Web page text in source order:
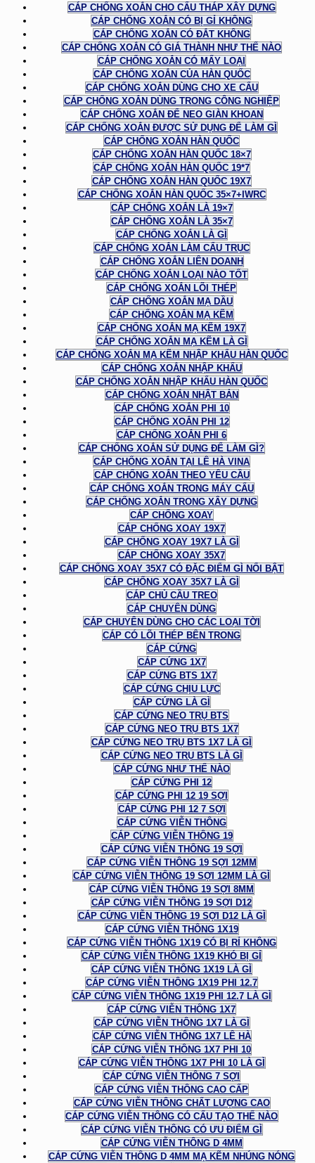
CÁP CHỐNG XOẮN CHO CẨU THÁP XÂY DỰNG
CÁP CHỐNG XOẮN CÓ BỊ GỈ KHÔNG
CÁP CHỐNG XOẮN CÓ ĐẮT KHÔNG
CÁP CHỐNG XOẮN CÓ GIÁ THÀNH NHƯ THẾ NÀO
CÁP CHỐNG XOẮN CÓ MẤY LOẠI
CÁP CHỐNG XOẮN CỦA HÀN QUỐC
CÁP CHỐNG XOẮN DÙNG CHO XE CẨU
CÁP CHỐNG XOẮN DÙNG TRONG CÔNG NGHIỆP
CÁP CHỐNG XOẮN ĐỂ NEO GIÀN KHOAN
CÁP CHỐNG XOẮN ĐƯỢC SỬ DỤNG ĐỂ LÀM GÌ
CÁP CHỐNG XOẮN HÀN QUỐC
CÁP CHỐNG XOẮN HÀN QUỐC 18×7
CÁP CHỐNG XOẮN HÀN QUỐC 19*7
CÁP CHỐNG XOẮN HÀN QUỐC 19X7
CÁP CHỐNG XOẮN HÀN QUỐC 35×7+IWRC
CÁP CHỐNG XOẮN LÀ 19×7
CÁP CHỐNG XOẮN LÀ 35×7
CÁP CHỐNG XOẮN LÀ GÌ
CÁP CHỐNG XOẮN LÀM CẨU TRỤC
CÁP CHỐNG XOẮN LIÊN DOANH
CÁP CHỐNG XOẮN LOẠI NÀO TỐT
CÁP CHỐNG XOẮN LÕI THÉP
CÁP CHỐNG XOẮN MẠ DẦU
CÁP CHỐNG XOẮN MẠ KẼM
CÁP CHỐNG XOẮN MẠ KẼM 19X7
CÁP CHỐNG XOẮN MẠ KẼM LÀ GÌ
CÁP CHỐNG XOẮN MẠ KẼM NHẬP KHẨU HÀN QUỐC
CÁP CHỐNG XOẮN NHẬP KHẨU
CÁP CHỐNG XOẮN NHẬP KHẨU HÀN QUỐC
CÁP CHỐNG XOẮN NHẬT BẢN
CÁP CHỐNG XOẮN PHI 10
CÁP CHỐNG XOẮN PHI 12
CÁP CHỐNG XOẮN PHI 6
CÁP CHỐNG XOẮN SỬ DỤNG ĐỂ LÀM GÌ?
CÁP CHỐNG XOẮN TẠI LÊ HÀ VINA
CÁP CHỐNG XOẮN THEO YÊU CẦU
CÁP CHỐNG XOẮN TRONG MÁY CẨU
CÁP CHỐNG XOẮN TRONG XÂY DỰNG
CÁP CHỐNG XOAY
CÁP CHỐNG XOAY 19X7
CÁP CHỐNG XOAY 19X7 LÀ GÌ
CÁP CHỐNG XOAY 35X7
CÁP CHỐNG XOAY 35X7 CÓ ĐẶC ĐIỂM GÌ NỔI BẬT
CÁP CHỐNG XOAY 35X7 LÀ GÌ
CÁP CHỦ CẦU TREO
CÁP CHUYÊN DÙNG
CÁP CHUYÊN DÙNG CHO CÁC LOẠI TỜI
CÁP CÓ LÕI THÉP BÊN TRONG
CÁP CỨNG
CÁP CỨNG 1X7
CÁP CỨNG BTS 1X7
CÁP CỨNG CHỊU LỰC
CÁP CỨNG LÀ GÌ
CÁP CỨNG NEO TRỤ BTS
CÁP CỨNG NEO TRỤ BTS 1X7
CÁP CỨNG NEO TRỤ BTS 1X7 LÀ GÌ
CÁP CỨNG NEO TRỤ BTS LÀ GÌ
CÁP CỨNG NHƯ THẾ NÀO
CÁP CỨNG PHI 12
CÁP CỨNG PHI 12 19 SỢI
CÁP CỨNG PHI 12 7 SỢI
CÁP CỨNG VIỄN THÔNG
CÁP CỨNG VIỄN THÔNG 19
CÁP CỨNG VIỄN THÔNG 19 SỢI
CÁP CỨNG VIỄN THÔNG 19 SỢI 12MM
CÁP CỨNG VIỄN THÔNG 19 SỢI 12MM LÀ GÌ
CÁP CỨNG VIỄN THÔNG 19 SỢI 8MM
CÁP CỨNG VIỄN THÔNG 19 SỢI D12
CÁP CỨNG VIỄN THÔNG 19 SỢI D12 LÀ GÌ
CÁP CỨNG VIỄN THÔNG 1X19
CÁP CỨNG VIỄN THÔNG 1X19 CÓ BỊ RỈ KHÔNG
CÁP CỨNG VIỄN THÔNG 1X19 KHÓ BỊ GỈ
CÁP CỨNG VIỄN THÔNG 1X19 LÀ GÌ
CÁP CỨNG VIỄN THÔNG 1X19 PHI 12.7
CÁP CỨNG VIỄN THÔNG 1X19 PHI 12.7 LÀ GÌ
CÁP CỨNG VIỄN THÔNG 1X7
CÁP CỨNG VIỄN THÔNG 1X7 LÀ GÌ
CÁP CỨNG VIỄN THÔNG 1X7 LÊ HÀ
CÁP CỨNG VIỄN THÔNG 1X7 PHI 10
CÁP CỨNG VIỄN THÔNG 1X7 PHI 10 LÀ GÌ
CÁP CỨNG VIỄN THÔNG 7 SỢI
CÁP CỨNG VIỄN THÔNG CAO CẤP
CÁP CỨNG VIỄN THÔNG CHẤT LƯỢNG CAO
CÁP CỨNG VIỄN THÔNG CÓ CẤU TẠO THẾ NÀO
CÁP CỨNG VIỄN THÔNG CÓ ƯU ĐIỂM GÌ
CÁP CỨNG VIỄN THÔNG D 4MM
CÁP CỨNG VIỄN THÔNG D 4MM MẠ KẼM NHÚNG NÓNG